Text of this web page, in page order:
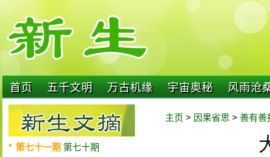
首页 五千文明 万古机缘 宇宙奥秘 风雨沧
第七十一期 第七十期
主页 > 因果省思 > 善有善